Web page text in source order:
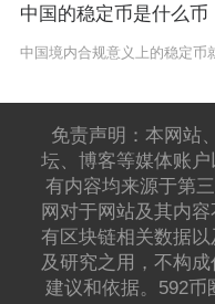
中国的稳定币是什么币
免责声明：本网站
坛、博客等媒体账
有内容均来源于第
网对于网站及其内
有区块链相关数据
及研究之用，不构
建议和依据。592币